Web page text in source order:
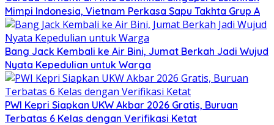
Mimpi Indonesia, Vietnam Perkasa Sapu Takhta Grup A
Bang Jack Kembali ke Air Bini, Jumat Berkah Jadi Wujud
Nyata Kepedulian untuk Warga
PWI Kepri Siapkan UKW Akbar 2026 Gratis, Buruan
Terbatas 6 Kelas dengan Verifikasi Ketat